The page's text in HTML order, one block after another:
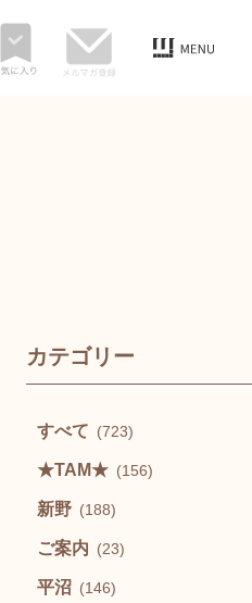
カテゴリー
すべて (723)
★TAM★ (156)
新野 (188)
ご案内 (23)
平沼 (146)